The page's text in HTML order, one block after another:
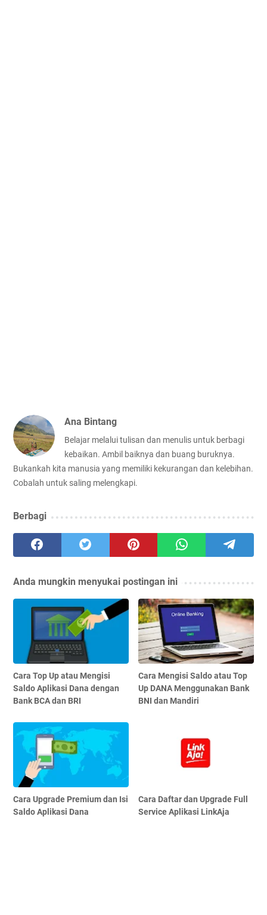
Ana Bintang
Belajar melalui tulisan dan menulis untuk berbagi
kebaikan. Ambil baiknya dan buang buruknya.
Bukankah kita manusia yang memiliki kekurangan dan kelebihan.
Cobalah untuk saling melengkapi.
Berbagi
Anda mungkin menyukai postingan ini
Cara Top Up atau Mengisi
Saldo Aplikasi Dana dengan
Bank BCA dan BRI
Cara Mengisi Saldo atau Top
Up DANA Menggunakan Bank
BNI dan Mandiri
Cara Upgrade Premium dan Isi
Saldo Aplikasi Dana
Cara Daftar dan Upgrade Full
Service Aplikasi LinkAja